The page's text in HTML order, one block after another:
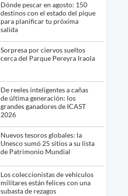
Dónde pescar en agosto: 150
destinos con el estado del pique
para planificar tu próxima
salida
Sorpresa por ciervos sueltos
cerca del Parque Pereyra Iraola
De reeles inteligentes a cañas
de última generación: los
grandes ganadores de ICAST
2026
Nuevos tesoros globales: la
Unesco sumó 25 sitios a su lista
de Patrimonio Mundial
Los coleccionistas de vehículos
militares están felices con una
subasta de rezagos